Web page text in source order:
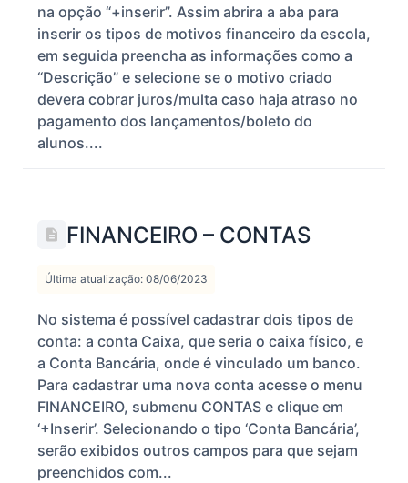
na opção “+inserir”. Assim abrira a aba para
inserir os tipos de motivos financeiro da escola,
em seguida preencha as informações como a
“Descrição” e selecione se o motivo criado
devera cobrar juros/multa caso haja atraso no
pagamento dos lançamentos/boleto do
alunos....
FINANCEIRO – CONTAS
Última atualização: 08/06/2023
No sistema é possível cadastrar dois tipos de
conta: a conta Caixa, que seria o caixa físico, e
a Conta Bancária, onde é vinculado um banco.
Para cadastrar uma nova conta acesse o menu
FINANCEIRO, submenu CONTAS e clique em
‘+Inserir’. Selecionando o tipo ‘Conta Bancária’,
serão exibidos outros campos para que sejam
preenchidos com...